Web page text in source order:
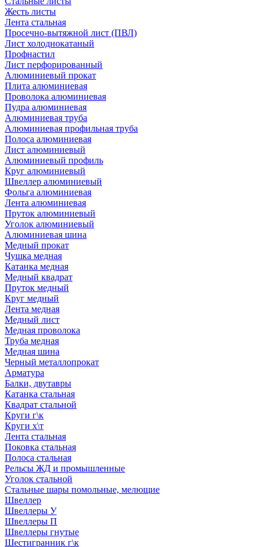
Жесть листы
Лента стальная
Просечно-вытяжной лист (ПВЛ)
Лист холоднокатаный
Профнастил
Лист перфорированный
Алюминиевый прокат
Плита алюминиевая
Проволока алюминиевая
Пудра алюминиевая
Алюминиевая труба
Алюминиевая профильная труба
Полоса алюминиевая
Лист алюминиевый
Алюминиевый профиль
Круг алюминиевый
Швеллер алюминиевый
Фольга алюминиевая
Лента алюминиевая
Пруток алюминиевый
Уголок алюминиевый
Алюминиевая шина
Медный прокат
Чушка медная
Катанка медная
Медный квадрат
Пруток медный
Круг медный
Лента медная
Медный лист
Медная проволока
Труба медная
Медная шина
Черный металлопрокат
Арматура
Балки, двутавры
Катанка стальная
Квадрат стальной
Круги г\к
Круги х\т
Лента стальная
Поковка стальная
Полоса стальная
Рельсы ЖД и промышленные
Уголок стальной
Стальные шары помольные, мелющие
Швеллер
Швеллеры У
Швеллеры П
Швеллеры гнутые
Шестигранник г\к